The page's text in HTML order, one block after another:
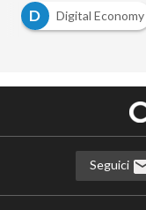
D
Digital Economy
Seguici